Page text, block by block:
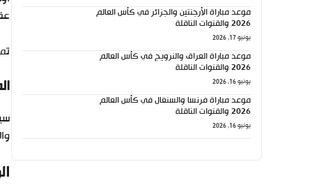
موعد مباراة الأرجنتين والجزائر في كأس العالم
2026 والقنوات الناقلة
يونيو 17, 2026
موعد مباراة العراق والنرويج في كأس العالم
2026 والقنوات الناقلة
يونيو 16, 2026
موعد مباراة فرنسا والسنغال في كأس العالم
2026 والقنوات الناقلة
يونيو 16, 2026